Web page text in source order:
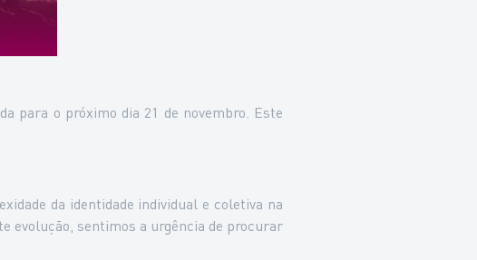
para o próximo dia 21 de novembro. Este
da identidade individual e coletiva na
evolução, sentimos a urgência de procurar